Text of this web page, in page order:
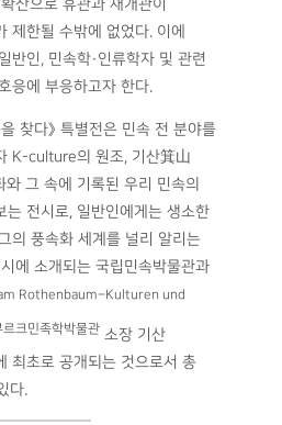
산으로 휴관과 재개관이
제한될 수밖에 없었다. 이에
반인, 민속학·인류학자 및 관련
응에 부응하고자 한다.
찾다》 특별전은 민속 전 분야를
K-culture의 원조, 기산箕山
그 속에 기록된 우리 민속의
는 전시로, 일반인에게는 생소한
의 풍속화 세계를 널리 알리는
에 소개되는 국립민속박물관과
Rothenbaum–Kulturen und
크민족학박물관 소장 기산
최초로 공개되는 것으로서 총
다.